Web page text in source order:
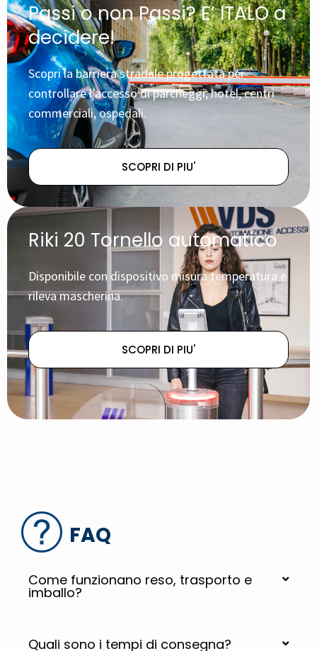
Passi o non Passi? E’ ITALO a
decidere!
Scopri la barriera stradale progettata per
controllare l’accesso di parcheggi, hotel, centri
commerciali, ospedali.
SCOPRI DI PIU'
Riki 20 Tornello automatico
Disponibile con dispositivo misura temperatura e
rileva mascherina.
SCOPRI DI PIU'
FAQ
Come funzionano reso, trasporto e
imballo?
Quali sono i tempi di consegna?